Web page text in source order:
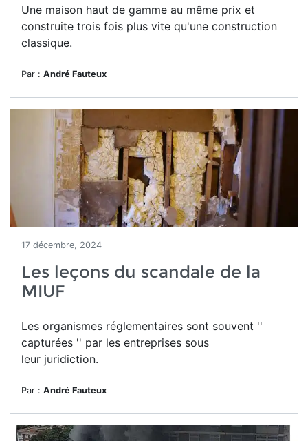
Une maison haut de gamme au même prix et
construite trois fois plus vite qu'une construction
classique.
Par : André Fauteux
17 décembre, 2024
Les leçons du scandale de la
MIUF
Les organismes réglementaires sont souvent ''
capturées '' par les entreprises sous
leur juridiction.
Par : André Fauteux